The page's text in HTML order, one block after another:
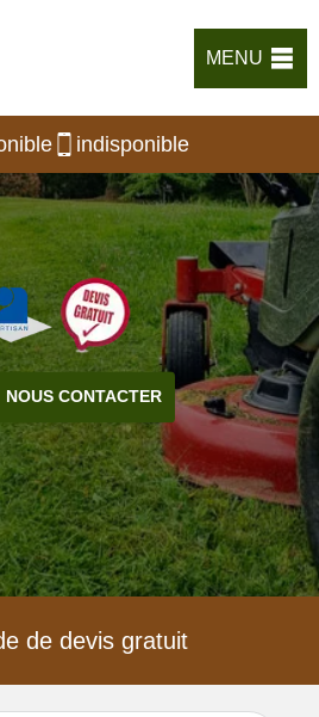
MENU
indisponible
NOUS CONTACTER
de devis gratuit